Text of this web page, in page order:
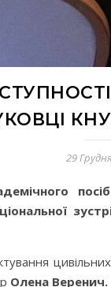
29
Олена Веренич.